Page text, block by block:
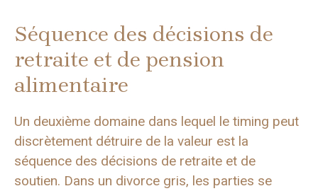
Séquence des décisions de
retraite et de pension
alimentaire
Un deuxième domaine dans lequel le timing peut
discrètement détruire de la valeur est la
séquence des décisions de retraite et de
soutien. Dans un divorce gris, les parties se